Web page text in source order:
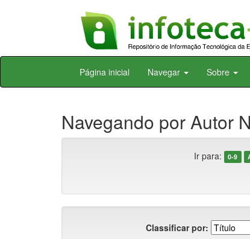
Skip
Página inicial Navegar Sobre
Navegando por Autor
Ir para: 0-9
Classificar por: